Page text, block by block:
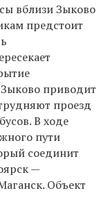
вблизи Зыково
предстоит
приводит
ют проезд
В ходе
пути
соединит
—
Объект